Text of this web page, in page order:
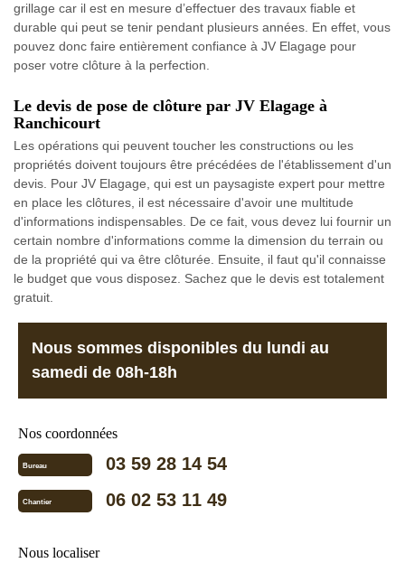
grillage car il est en mesure d’effectuer des travaux fiable et
durable qui peut se tenir pendant plusieurs années. En effet, vous
pouvez donc faire entièrement confiance à JV Elagage pour
poser votre clôture à la perfection.
Le devis de pose de clôture par JV Elagage à
Ranchicourt
Les opérations qui peuvent toucher les constructions ou les
propriétés doivent toujours être précédées de l'établissement d'un
devis. Pour JV Elagage, qui est un paysagiste expert pour mettre
en place les clôtures, il est nécessaire d'avoir une multitude
d'informations indispensables. De ce fait, vous devez lui fournir un
certain nombre d'informations comme la dimension du terrain ou
de la propriété qui va être clôturée. Ensuite, il faut qu'il connaisse
le budget que vous disposez. Sachez que le devis est totalement
gratuit.
Nous sommes disponibles du lundi au
samedi de 08h-18h
Nos coordonnées
Bureau 03 59 28 14 54
Chantier 06 02 53 11 49
Nous localiser